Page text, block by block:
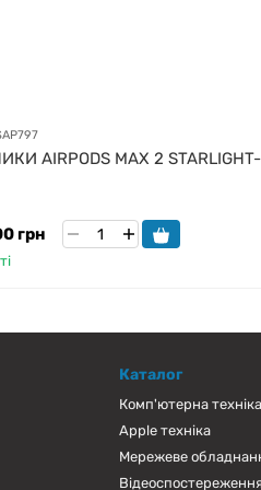
AIRPODS MAX 2 STARLIGHT-
грн
Каталог
Комп'ютерна техніка
Apple техніка
Мережеве
Відеоспостереження